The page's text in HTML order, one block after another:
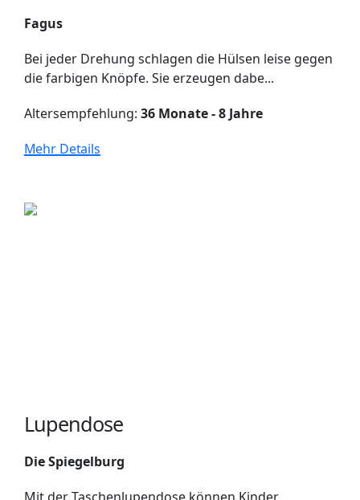
Fagus
Bei jeder Drehung schlagen die Hülsen leise gegen
die farbigen Knöpfe. Sie erzeugen dabe...
Altersempfehlung: 36 Monate - 8 Jahre
Mehr Details
Lupendose
Die Spiegelburg